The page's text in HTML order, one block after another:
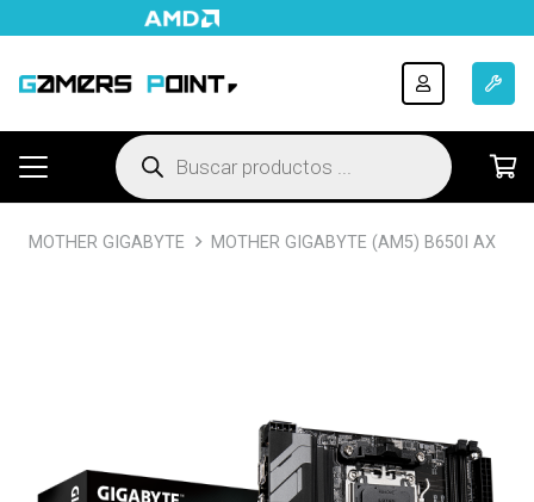
Búsqueda
de
productos
MOTHER GIGABYTE MOTHER GIGABYTE (AM5) B650I AX